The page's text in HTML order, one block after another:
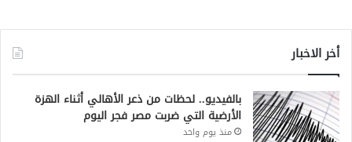
أخر الاخبار
بالفيديو.. لحظات من ذعر الأهالي أثناء الهزة
الأرضية التي ضربت مصر فجر اليوم
منذ يوم واحد